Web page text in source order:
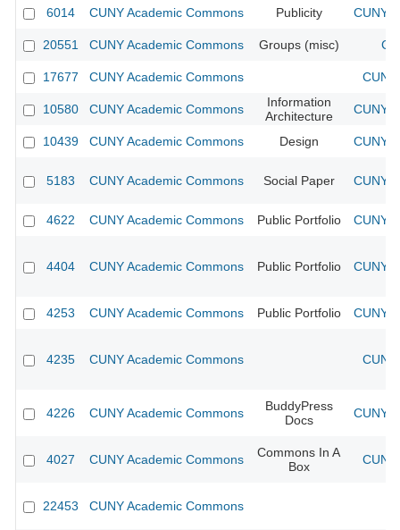
6014 CUNY Academic Commons Publicity CUNY
20551 CUNY Academic Commons Groups (misc)
17677 CUNY Academic Commons
10580 CUNY Academic Commons
Information
Architecture
CUNY
10439 CUNY Academic Commons Design CUNY
5183 CUNY Academic Commons Social Paper CUNY
4622 CUNY Academic Commons Public Portfolio CUNY
4404 CUNY Academic Commons Public Portfolio CUNY
4253 CUNY Academic Commons Public Portfolio CUNY
4235 CUNY Academic Commons
4226 CUNY Academic Commons
BuddyPress
Docs
CUNY
4027 CUNY Academic Commons
Commons In A
Box
22453 CUNY Academic Commons